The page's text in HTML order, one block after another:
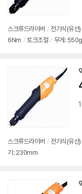
스크류드라이버 / 전기식(유선)
6Nm / 토크조절 / 무게: 550g
스크류드라이버 / 전기식(유선)
기: 230mm